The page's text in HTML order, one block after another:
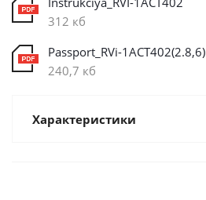
312 кб
Passport_RVi-1ACT402(2.8,6)
240,7 кб
Характеристики